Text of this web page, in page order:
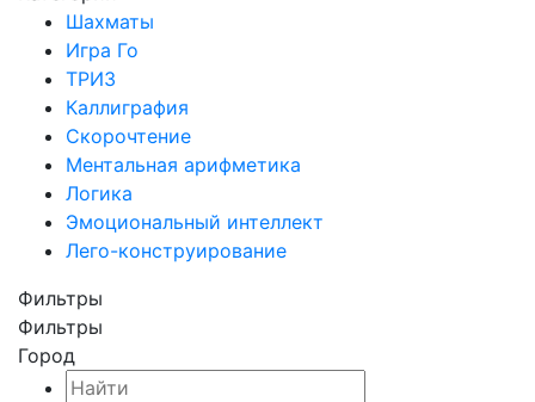
Шахматы
Игра Го
ТРИЗ
Каллиграфия
Скорочтение
Ментальная арифметика
Логика
Эмоциональный интеллект
Лего-конструирование
Фильтры
Фильтры
Город